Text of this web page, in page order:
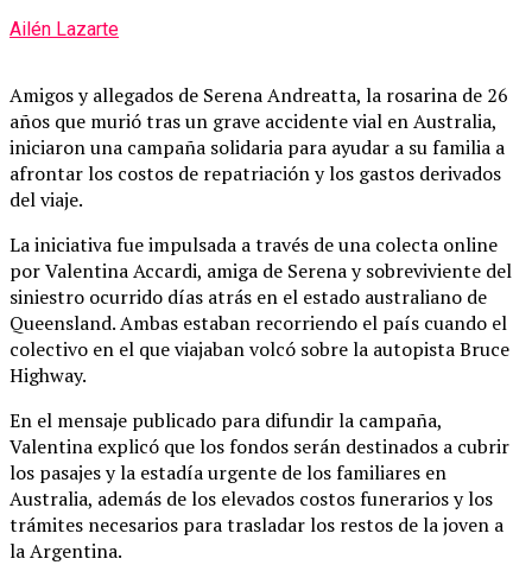
Ailén Lazarte
Amigos y allegados de Serena Andreatta, la rosarina de 26
años que murió tras un grave accidente vial en Australia,
iniciaron una campaña solidaria para ayudar a su familia a
afrontar los costos de repatriación y los gastos derivados
del viaje.
La iniciativa fue impulsada a través de una colecta online
por Valentina Accardi, amiga de Serena y sobreviviente del
siniestro ocurrido días atrás en el estado australiano de
Queensland. Ambas estaban recorriendo el país cuando el
colectivo en el que viajaban volcó sobre la autopista Bruce
Highway.
En el mensaje publicado para difundir la campaña,
Valentina explicó que los fondos serán destinados a cubrir
los pasajes y la estadía urgente de los familiares en
Australia, además de los elevados costos funerarios y los
trámites necesarios para trasladar los restos de la joven a
la Argentina.